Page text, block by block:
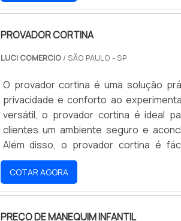
PROVADOR CORTINA
LUCI COMERCIO / SÃO PAULO - SP
O provador cortina é uma solução
privacidade e conforto ao
versátil, o provador cortina é ideal
clientes um ambiente seguro e
Além disso, o provador cortina é
experiência de compra ainda mais
COTAR AGORA
PREÇO DE MANEQUIM INFANTIL